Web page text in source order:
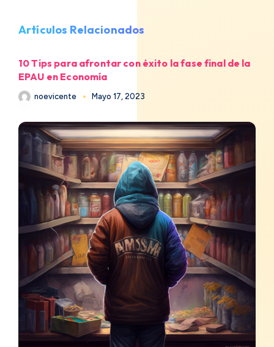
Artículos Relacionados
10 Tips para afrontar con éxito la fase final de la
EPAU en Economía
noevicente Mayo 17, 2023